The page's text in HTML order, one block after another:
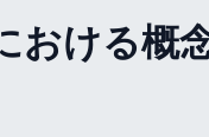
おける概